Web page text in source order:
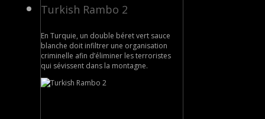
Turkish Rambo 2
En Turquie, un double béret vert sauce
blanche doit infiltrer une organisation
criminelle afin d’éliminer les terroristes
qui sévissent dans la montagne.